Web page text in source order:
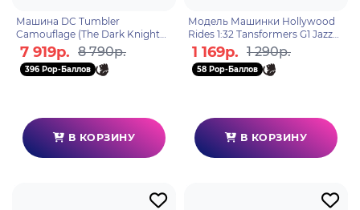
Машина DC Tumbler
Camouflage (The Dark Knight
Rises)(Gold Label) 45 см
787926172966
7 919р. 8 790р.
396 Pop-Баллов
В КОРЗИНУ
Модель Машинки Hollywood
Rides 1:32 Tansformers G1 Jazz
1976 Porsche 935 34793
1 169р. 1 290р.
58 Pop-Баллов
В КОРЗИНУ